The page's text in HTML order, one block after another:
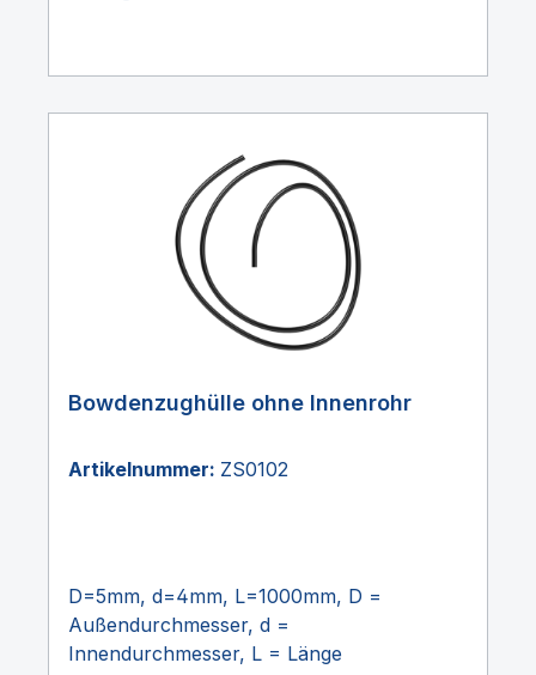
Bowdenzughülle ohne Innenrohr
Artikelnummer: ZS0102
D=5mm, d=4mm, L=1000mm, D =
Außendurchmesser, d =
Innendurchmesser, L = Länge